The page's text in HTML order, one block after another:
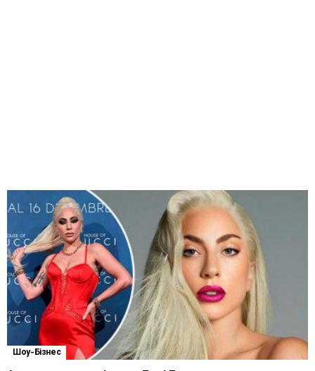
Шоу-Бізнес